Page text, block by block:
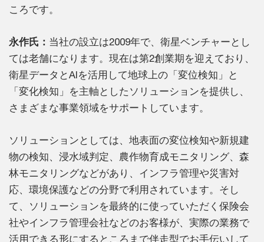
ころです。
永作氏： 当社の設立は2009年で、衛星ベンチャーとし
ては老舗になります。現在は第2創業期を迎えており、
衛星データとAIを活用して地球上の「変位検知」と
「変化検知」を主軸としたソリューションを提供し、
さまざまな事業領域をサポートしています。
ソリューションとしては、地表面の変位検知や新規建
物の検知、浸水域判定、農作物育成モニタリング、森
林モニタリングなどがあり、インフラ管理や災害対
応、環境保護などの分野で利用されています。そし
て、ソリューションを最終的に使っていただく保険会
社やインフラ管理会社などのお客様が、実際の業務で
活用できる形にするところまで伴走型でお手伝いして